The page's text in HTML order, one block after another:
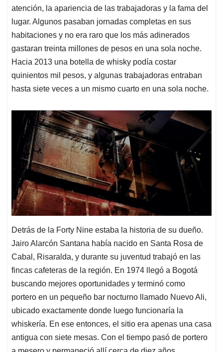
atención, la apariencia de las trabajadoras y la fama del
lugar. Algunos pasaban jornadas completas en sus
habitaciones y no era raro que los más adinerados
gastaran treinta millones de pesos en una sola noche.
Hacia 2013 una botella de whisky podía costar
quinientos mil pesos, y algunas trabajadoras entraban
hasta siete veces a un mismo cuarto en una sola noche.
Detrás de la Forty Nine estaba la historia de su dueño.
Jairo Alarcón Santana había nacido en Santa Rosa de
Cabal, Risaralda, y durante su juventud trabajó en las
fincas cafeteras de la región. En 1974 llegó a Bogotá
buscando mejores oportunidades y terminó como
portero en un pequeño bar nocturno llamado Nuevo Ali,
ubicado exactamente donde luego funcionaría la
whiskería. En ese entonces, el sitio era apenas una casa
antigua con siete mesas. Con el tiempo pasó de portero